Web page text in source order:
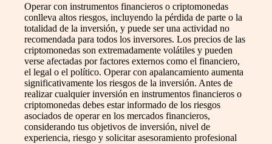
Operar con instrumentos financieros o criptomonedas
conlleva altos riesgos, incluyendo la pérdida de parte o la
totalidad de la inversión, y puede ser una actividad no
recomendada para todos los inversores. Los precios de las
criptomonedas son extremadamente volátiles y pueden
verse afectadas por factores externos como el financiero,
el legal o el político. Operar con apalancamiento aumenta
significativamente los riesgos de la inversión. Antes de
realizar cualquier inversión en instrumentos financieros o
criptomonedas debes estar informado de los riesgos
asociados de operar en los mercados financieros,
considerando tus objetivos de inversión, nivel de
experiencia, riesgo y solicitar asesoramiento profesional